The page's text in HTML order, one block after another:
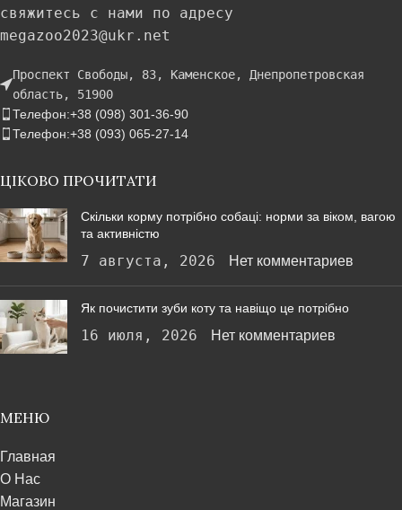
свяжитесь с нами по адресу
megazoo2023@ukr.net
Проспект Свободы, 83, Каменское, Днепропетровская
область, 51900
Телефон:+38 (098) 301-36-90
Телефон:+38 (093) 065-27-14
ЦІКОВО ПРОЧИТАТИ
Скільки корму потрібно собаці: норми за віком, вагою
та активністю
7 августа, 2026 Нет комментариев
Як почистити зуби коту та навіщо це потрібно
16 июля, 2026 Нет комментариев
МЕНЮ
Главная
О Нас
Магазин